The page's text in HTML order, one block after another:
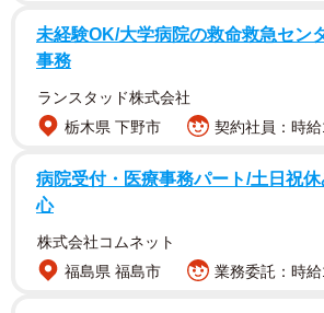
部良」(ありくぶら)「東小橋川」(あり
原」(ありさきはら」と、「東」は「あ
では、東が「あがり」なら西は何かと
海に入っていくことから「いり」であ
名な西表島を「いりおもて」と読むの
未経験OK/大学病院の救命救急セン
事務
ランスタッド株式会社
栃木県 下野市
契約社員：時
病院受付・医療事務パート/土日祝
心
株式会社コムネット
福島県 福島市
業務委託：時